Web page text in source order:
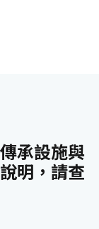
承設施與
明，請查